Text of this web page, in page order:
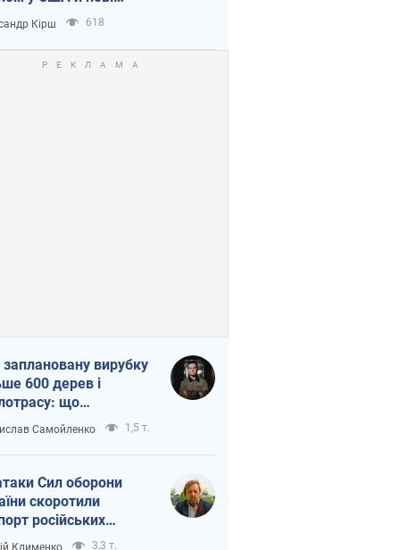
топ-рейтинги
Кірш 618
вирубку
600 дерев і
що
на Теремках
Самойленко 1,5 т.
Сил оборони
скоротили
російських
Клименко 3,3 т.